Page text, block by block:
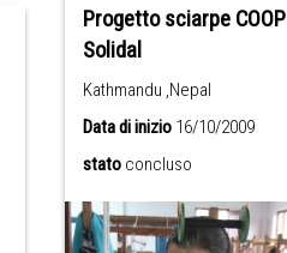
Progetto sciarpe COOP
Solidal
Kathmandu ,Nepal
Data di inizio16/10/2009
stato concluso